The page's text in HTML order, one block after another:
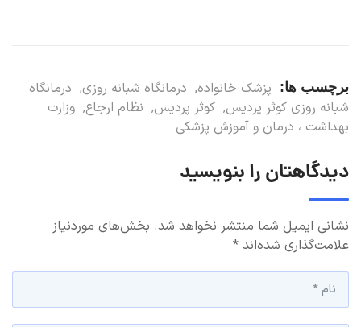
برچسب ها: پزشک خانواده, درمانگاه شبانه روزی, درمانگاه
شبانه روزی کوثر پردیس, کوثر پردیس, نظام ارجاع, وزارت
بهداشت ، درمان و آموزش پزشکی
دیدگاهتان را بنویسید
نشانی ایمیل شما منتشر نخواهد شد. بخش‌های موردنیاز
علامت‌گذاری شده‌اند *